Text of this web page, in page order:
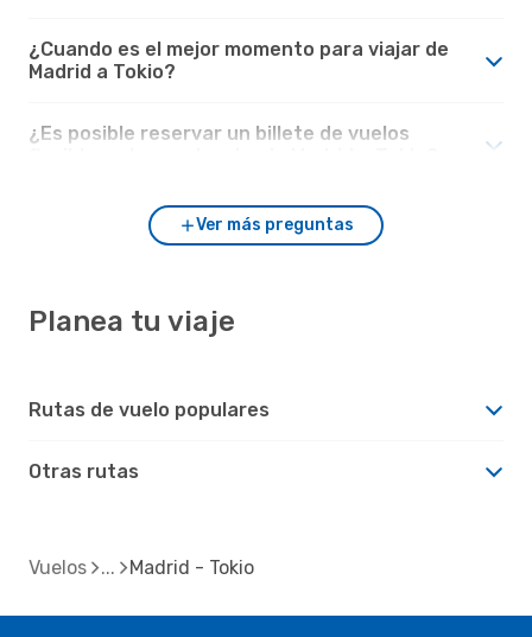
¿Cuando es el mejor momento para viajar de
Madrid a Tokio?
¿Es posible reservar un billete de vuelos
Ver más preguntas
Planea tu viaje
Rutas de vuelo populares
Otras rutas
Vuelos Madrid - Tokio